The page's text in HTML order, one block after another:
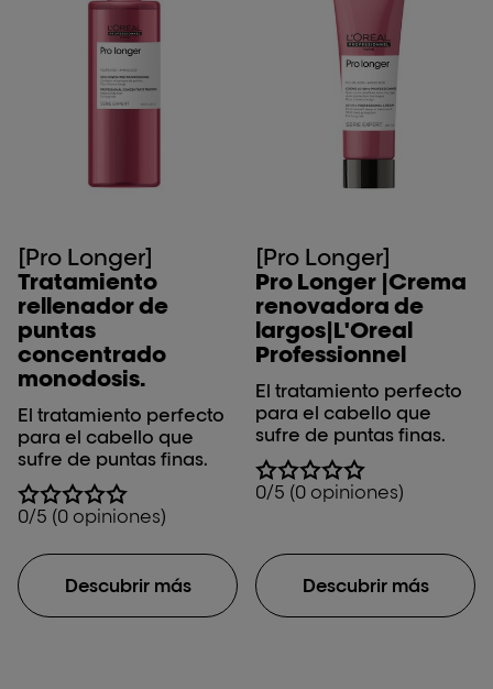
[Pro Longer]
Tratamiento
rellenador de
puntas
concentrado
monodosis.
El tratamiento perfecto
para el cabello que
sufre de puntas finas.
0/5 (0 opiniones)
Descubrir más
[Pro Longer]
Pro Longer |Crema
renovadora de
largos|L'Oreal
Professionnel
El tratamiento perfecto
para el cabello que
sufre de puntas finas.
0/5 (0 opiniones)
Descubrir más